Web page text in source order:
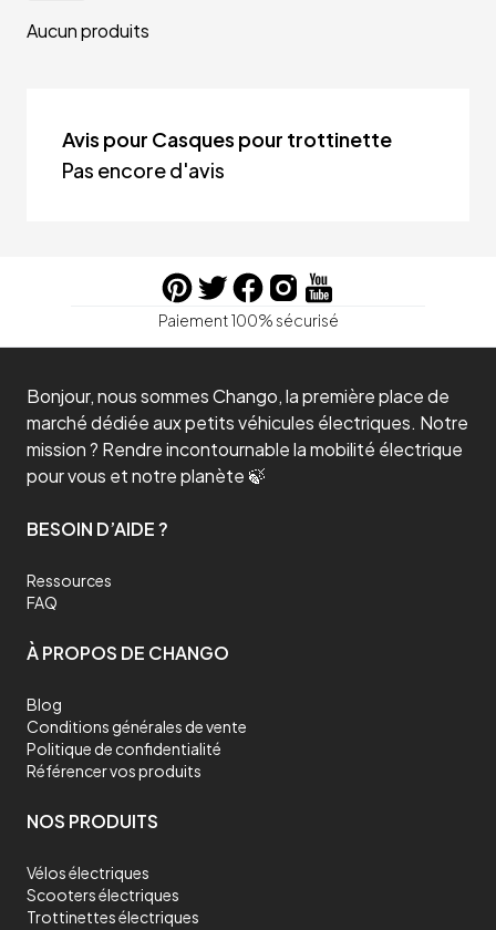
Aucun produits
Avis pour Casques pour trottinette
Pas encore d'avis
Paiement 100% sécurisé
Bonjour, nous sommes Chango, la première place de
marché dédiée aux petits véhicules électriques. Notre
mission ? Rendre incontournable la mobilité électrique
pour vous et notre planète 🍃
BESOIN D’AIDE ?
Ressources
FAQ
À PROPOS DE CHANGO
Blog
Conditions générales de vente
Politique de confidentialité
Référencer vos produits
NOS PRODUITS
Vélos électriques
Scooters électriques
Trottinettes électriques